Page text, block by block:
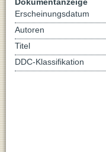
Erscheinungsdatum
Autoren
Titel
DDC-Klassifikation